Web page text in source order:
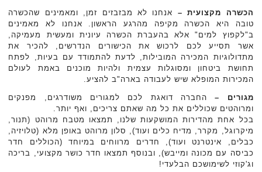
הכשרה מקצועית – אנחנו לא מבזבזים זמן, ומאמינים שהכשרה
טובה היא הכשרה מקיפה מהרגע הראשון. אנחנו לא מאמינים
ב"לקפוץ למים" אלא בהעברת הכשרה עיונית ומעשית מעמיקה,
אשר תסייע לכם לרכוש את הכישורים הנדרשים, להכיר את
מתדולוגיות המכירה המובילות, לדעת להתמודד עם בעיות, לפתח
תחושת ביטחון ומסוגלות עצמית ולהיות מוכנים באמת לעולם
המכירות המופלא שיש לעבודה בארה"ב להציע.
מגורים –החברה דואגת לכם למגורים משודרגים, מפנקים
ומרוהטים שכוללים את כל מה שאתם צריכים, ואף יותר.
בכל אחת מהדירות המושקעות שלנו, תמצאו מטבח מרוהט (תנור,
מיקרוגל, מקרר, מדיח כלים ועוד), סלון מרוהט באופן מלא (טלויזיה,
כבלים, אינטרנט ועוד), חדרים מרווחים במיוחד (הכוללים חדר
כביסה עם מכונה ומייבש), ובנוסף תמצאו חדר כושר מקצועי, בריכה
וג'קוזי לשימושכם הבלעדי!